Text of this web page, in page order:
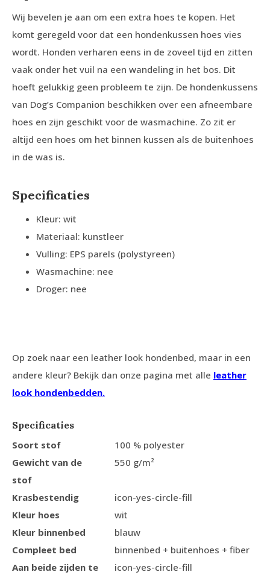
Wij bevelen je aan om een extra hoes te kopen. Het
komt geregeld voor dat een hondenkussen hoes vies
wordt. Honden verharen eens in de zoveel tijd en zitten
vaak onder het vuil na een wandeling in het bos. Dit
hoeft gelukkig geen probleem te zijn. De hondenkussens
van Dog’s Companion beschikken over een afneembare
hoes en zijn geschikt voor de wasmachine. Zo zit er
altijd een hoes om het binnen kussen als de buitenhoes
in de was is.
Specificaties
Kleur: wit
Materiaal: kunstleer
Vulling: EPS parels (polystyreen)
Wasmachine: nee
Droger: nee
Op zoek naar een leather look hondenbed, maar in een
andere kleur? Bekijk dan onze pagina met alle leather
look hondenbedden.
Specificaties
Soort stof
100 % polyester
Gewicht van de
stof
550 g/m²
Krasbestendig
icon-yes-circle-fill
Kleur hoes
wit
Kleur binnenbed
blauw
Compleet bed
binnenbed + buitenhoes + fiber
Aan beide zijden te
icon-yes-circle-fill